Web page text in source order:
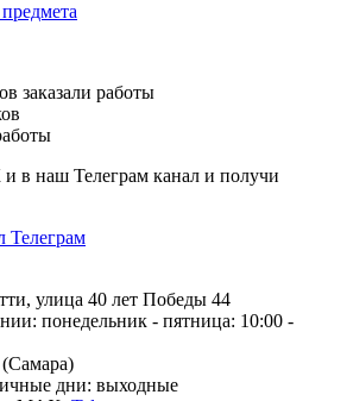
заказали работы
в наш Телеграм канал и получи
улица 40 лет Победы 44
понедельник - пятница: 10:00 -
(Самара)
дни: выходные